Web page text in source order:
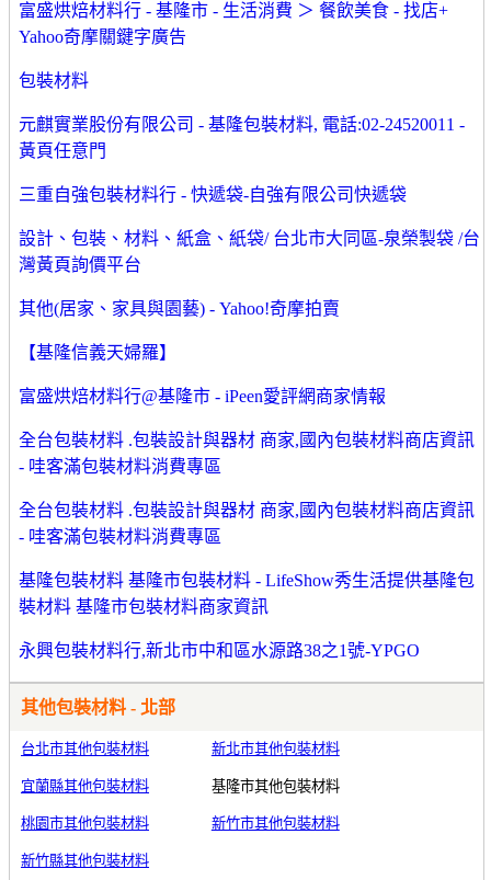
富盛烘焙材料行 - 基隆市 - 生活消費 ＞ 餐飲美食 - 找店+
Yahoo奇摩關鍵字廣告
包裝材料
元麒實業股份有限公司 - 基隆包裝材料, 電話:02-24520011 -
黃頁任意門
三重自強包裝材料行 - 快遞袋-自強有限公司快遞袋
設計、包裝、材料、紙盒、紙袋/ 台北市大同區-泉榮製袋 /台
灣黃頁詢價平台
其他(居家、家具與園藝) - Yahoo!奇摩拍賣
【基隆信義天婦羅】
富盛烘焙材料行@基隆市 - iPeen愛評網商家情報
全台包裝材料 .包裝設計與器材 商家,國內包裝材料商店資訊
- 哇客滿包裝材料消費專區
全台包裝材料 .包裝設計與器材 商家,國內包裝材料商店資訊
- 哇客滿包裝材料消費專區
基隆包裝材料 基隆市包裝材料 - LifeShow秀生活提供基隆包
裝材料 基隆市包裝材料商家資訊
永興包裝材料行,新北市中和區水源路38之1號-YPGO
其他包裝材料 - 北部
台北市其他包裝材料 新北市其他包裝材料
宜蘭縣其他包裝材料 基隆市其他包裝材料
桃園市其他包裝材料 新竹市其他包裝材料
新竹縣其他包裝材料